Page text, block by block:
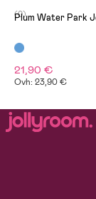
(0)
Plum Water Park
21,90 €
Ovh: 23,90 €